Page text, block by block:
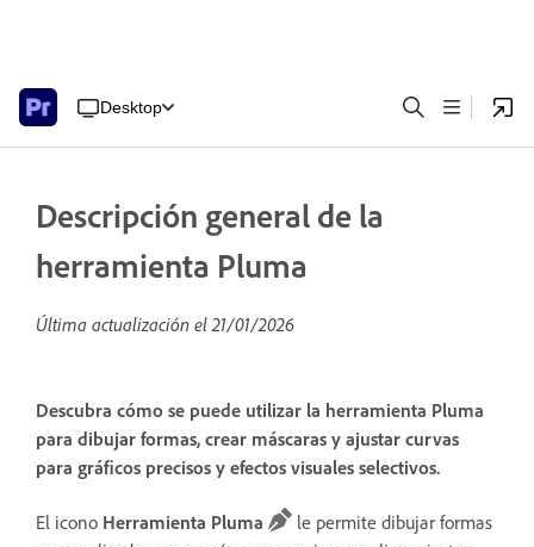
Desktop
Descripción general de la
herramienta Pluma
Última actualización el21/01/2026
Descubra cómo se puede utilizar la herramienta Pluma
para dibujar formas, crear máscaras y ajustar curvas
para gráficos precisos y efectos visuales selectivos.
El icono Herramienta Pluma
le permite dibujar formas